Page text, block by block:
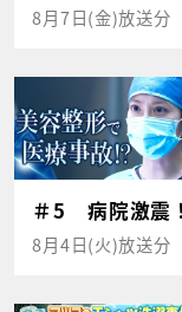
8月7日(金)放送分
＃5 病院激震
8月4日(火)放送分